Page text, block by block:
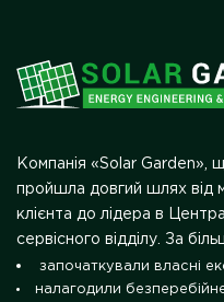
Компанія «Solar Garden»,
пройшла довгий шлях від
клієнта до лідера в
сервісного відділу. За
започаткували власні
налагодили